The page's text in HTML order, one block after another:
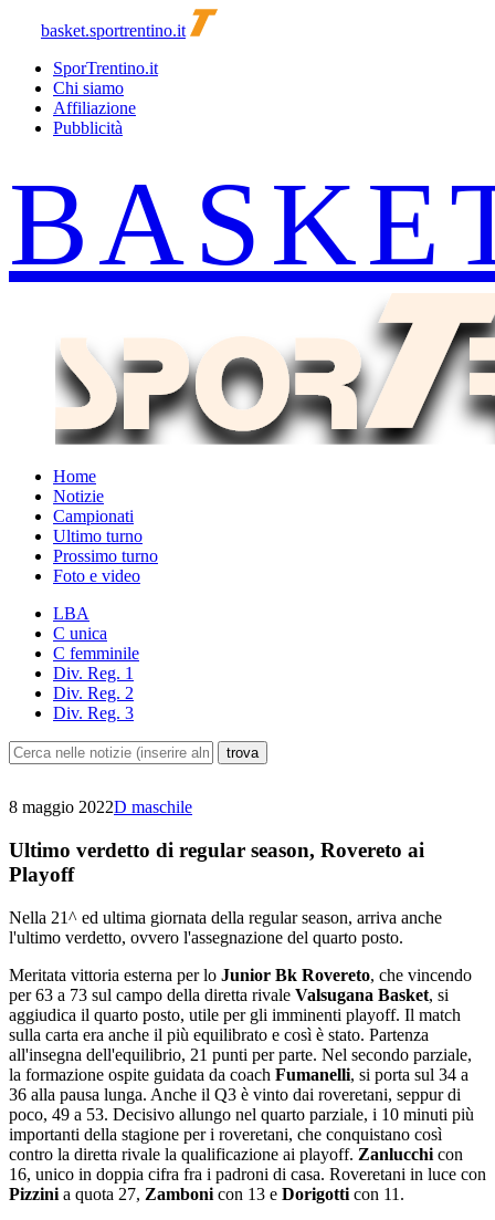
basket.sportrentino.it
SporTrentino.it
Chi siamo
Affiliazione
Pubblicità
Home
Notizie
Campionati
Ultimo turno
Prossimo turno
Foto e video
LBA
C unica
C femminile
Div. Reg. 1
Div. Reg. 2
Div. Reg. 3
8 maggio 2022D maschile
Ultimo verdetto di regular season, Rovereto ai
Playoff
Nella 21^ ed ultima giornata della regular season, arriva anche
l'ultimo verdetto, ovvero l'assegnazione del quarto posto.
Meritata vittoria esterna per lo Junior Bk Rovereto, che vincendo
per 63 a 73 sul campo della diretta rivale Valsugana Basket, si
aggiudica il quarto posto, utile per gli imminenti playoff. Il match
sulla carta era anche il più equilibrato e così è stato. Partenza
all'insegna dell'equilibrio, 21 punti per parte. Nel secondo parziale,
la formazione ospite guidata da coach Fumanelli, si porta sul 34 a
36 alla pausa lunga. Anche il Q3 è vinto dai roveretani, seppur di
poco, 49 a 53. Decisivo allungo nel quarto parziale, i 10 minuti più
importanti della stagione per i roveretani, che conquistano così
contro la diretta rivale la qualificazione ai playoff. Zanlucchi con
16, unico in doppia cifra fra i padroni di casa. Roveretani in luce con
Pizzini a quota 27, Zamboni con 13 e Dorigotti con 11.